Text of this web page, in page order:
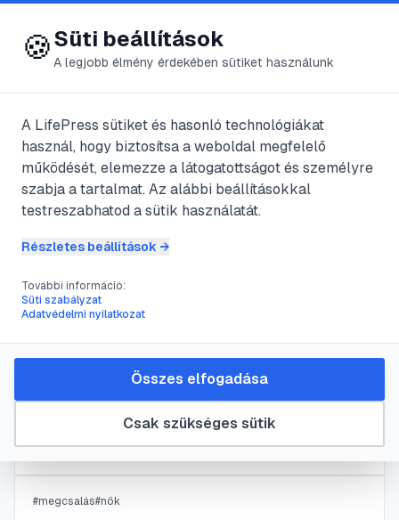
😍 LifePress
🏷️#megcsalás
6cikk található ezzel a címkével
Megcsalás pasi szemmel
megcsalás #monogámia
Monogámia
@csakegyperc•2023. ápr. 10.•1perc olvasás
#megcsalás#nők
🍪Süti beállítások
A legjobb élmény érdekében sütiket használunk
A LifePress sütiket és hasonló technológiákat
használ, hogy biztosítsa a weboldal megfelelő
működését, elemezze a látogatottságot és személyre
szabja a tartalmat. Az alábbi beállításokkal
testreszabhatod a sütik használatát.
Részletes beállítások →
További információ:
Süti szabályzat
Adatvédelmi nyilatkozat
Csak szükséges sütik
Összes elfogadása